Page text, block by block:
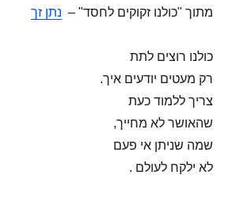
מתוך "כולנו זקוקים לחסד" – נתן זך
כולנו רוצים לתת
רק מעטים יודעים איך.
צריך ללמוד כעת
שהאושר לא מחייך,
שמה שניתן אי פעם
לא ילקח לעולם .